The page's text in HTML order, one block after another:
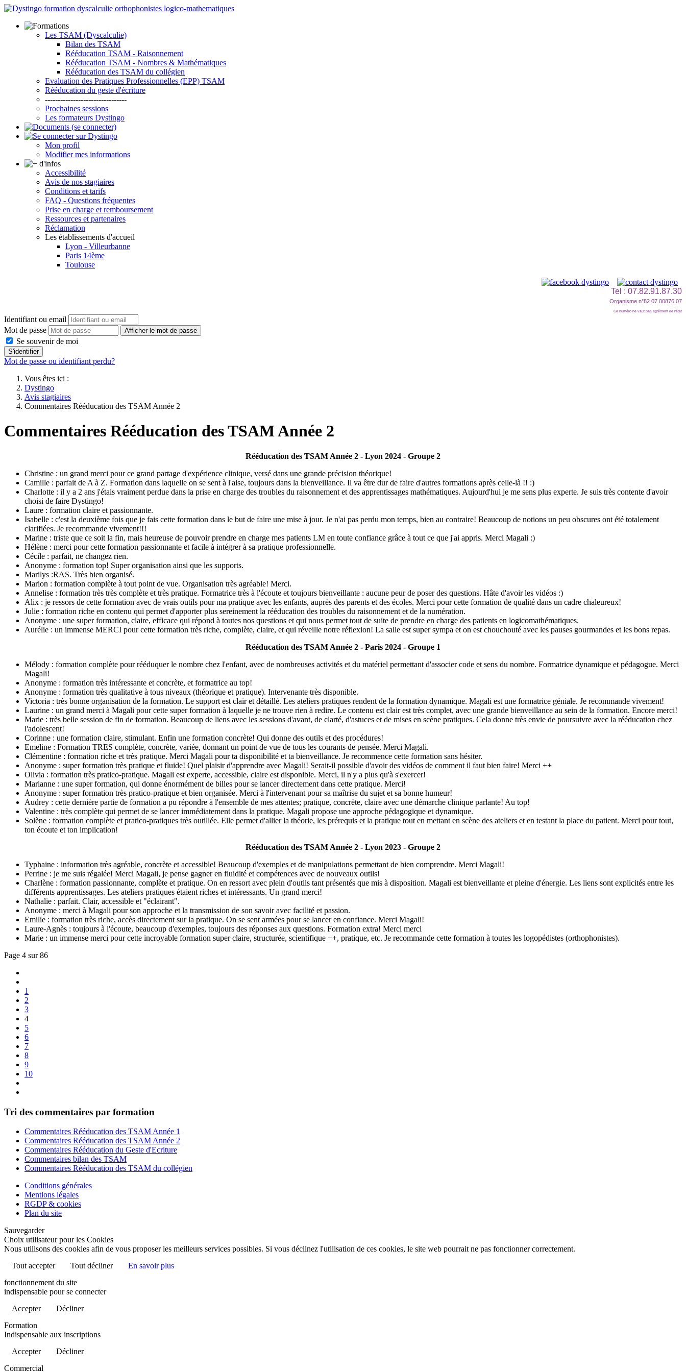
Les TSAM (Dyscalculie)
Bilan des TSAM
Rééducation TSAM - Raisonnement
Rééducation TSAM - Nombres & Mathématiques
Rééducation des TSAM du collégien
Evaluation des Pratiques Professionnelles (EPP) TSAM
Rééducation du geste d'écriture
--------------------------------
Prochaines sessions
Les formateurs Dystingo
Mon profil
Modifier mes informations
Accessibilité
Avis de nos stagiaires
Conditions et tarifs
FAQ - Questions fréquentes
Prise en charge et remboursement
Ressources et partenaires
Réclamation
Les établissements d'accueil
Lyon - Villeurbanne
Paris 14ème
Toulouse
Tel : 07.82.91.87.30
Organisme n°82 07 00876 07
Ce numéro ne vaut pas agrément de l'état
Identifiant ou email
Mot de passe
Afficher le mot de passe
Se souvenir de moi
S'identifier
Mot de passe ou identifiant perdu?
Vous êtes ici :
Dystingo
Avis stagiaires
Commentaires Rééducation des TSAM Année 2
Commentaires Rééducation des TSAM Année 2
Rééducation des TSAM Année 2 - Lyon 2024 - Groupe 2
Christine : un grand merci pour ce grand partage d'expérience clinique, versé dans une grande précision théorique!
Camille : parfait de A à Z. Formation dans laquelle on se sent à l'aise, toujours dans la bienveillance. Il va être dur de faire d'autres formations après celle-là !! :)
Charlotte : il y a 2 ans j'étais vraiment perdue dans la prise en charge des troubles du raisonnement et des apprentissages mathématiques. Aujourd'hui je me sens plus experte. Je suis très contente d'avoir
choisi de faire Dystingo!
Laure : formation claire et passionnante.
Isabelle : c'est la deuxième fois que je fais cette formation dans le but de faire une mise à jour. Je n'ai pas perdu mon temps, bien au contraire! Beaucoup de notions un peu obscures ont été totalement
clarifiées. Je recommande vivement!!!
Marine : triste que ce soit la fin, mais heureuse de pouvoir prendre en charge mes patients LM en toute confiance grâce à tout ce que j'ai appris. Merci Magali :)
Hélène : merci pour cette formation passionnante et facile à intégrer à sa pratique professionnelle.
Cécile : parfait, ne changez rien.
Anonyme : formation top! Super organisation ainsi que les supports.
Marilys :RAS. Très bien organisé.
Marion : formation complète à tout point de vue. Organisation très agréable! Merci.
Annelise : formation très très complète et très pratique. Formatrice très à l'écoute et toujours bienveillante : aucune peur de poser des questions. Hâte d'avoir les vidéos :)
Alix : je ressors de cette formation avec de vrais outils pour ma pratique avec les enfants, auprès des parents et des écoles. Merci pour cette formation de qualité dans un cadre chaleureux!
Julie : formation riche en contenu qui permet d'apporter plus sereinement la rééducation des troubles du raisonnement et de la numération.
Anonyme : une super formation, claire, efficace qui répond à toutes nos questions et qui nous permet tout de suite de prendre en charge des patients en logicomathématiques.
Aurélie : un immense MERCI pour cette formation très riche, complète, claire, et qui réveille notre réflexion! La salle est super sympa et on est chouchouté avec les pauses gourmandes et les bons repas.
Rééducation des TSAM Année 2 - Paris 2024 - Groupe 1
Mélody : formation complète pour rééduquer le nombre chez l'enfant, avec de nombreuses activités et du matériel permettant d'associer code et sens du nombre. Formatrice dynamique et pédagogue. Merci
Magali!
Anonyme : formation très intéressante et concrète, et formatrice au top!
Anonyme : formation très qualitative à tous niveaux (théorique et pratique). Intervenante très disponible.
Victoria : très bonne organisation de la formation. Le support est clair et détaillé. Les ateliers pratiques rendent de la formation dynamique. Magali est une formatrice géniale. Je recommande vivement!
Laurine : un grand merci à Magali pour cette super formation à laquelle je ne trouve rien à redire. Le contenu est clair est très complet, avec une grande bienveillance au sein de la formation. Encore merci!
Marie : très belle session de fin de formation. Beaucoup de liens avec les sessions d'avant, de clarté, d'astuces et de mises en scène pratiques. Cela donne très envie de poursuivre avec la rééducation chez
l'adolescent!
Corinne : une formation claire, stimulant. Enfin une formation concrète! Qui donne des outils et des procédures!
Emeline : Formation TRES complète, concrète, variée, donnant un point de vue de tous les courants de pensée. Merci Magali.
Clémentine : formation riche et très pratique. Merci Magali pour ta disponibilité et ta bienveillance. Je recommence cette formation sans hésiter.
Anonyme : super formation très pratique et fluide! Quel plaisir d'apprendre avec Magali! Serait-il possible d'avoir des vidéos de comment il faut bien faire! Merci ++
Olivia : formation très pratico-pratique. Magali est experte, accessible, claire est disponible. Merci, il n'y a plus qu'à s'exercer!
Marianne : une super formation, qui donne énormément de billes pour se lancer directement dans cette pratique. Merci!
Anonyme : super formation très pratico-pratique et bien organisée. Merci à l'intervenant pour sa maîtrise du sujet et sa bonne humeur!
Audrey : cette dernière partie de formation a pu répondre à l'ensemble de mes attentes; pratique, concrète, claire avec une démarche clinique parlante! Au top!
Valentine : très complète qui permet de se lancer immédiatement dans la pratique. Magali propose une approche pédagogique et dynamique.
Solène : formation complète et pratico-pratiques très outillée. Elle permet d'allier la théorie, les prérequis et la pratique tout en mettant en scène des ateliers et en testant la place du patient. Merci pour tout,
ton écoute et ton implication!
Rééducation des TSAM Année 2 - Lyon 2023 - Groupe 2
Typhaine : information très agréable, concrète et accessible! Beaucoup d'exemples et de manipulations permettant de bien comprendre. Merci Magali!
Perrine : je me suis régalée! Merci Magali, je pense gagner en fluidité et compétences avec de nouveaux outils!
Charlène : formation passionnante, complète et pratique. On en ressort avec plein d'outils tant présentés que mis à disposition. Magali est bienveillante et pleine d'énergie. Les liens sont explicités entre les
différents apprentissages. Les ateliers pratiques étaient riches et intéressants. Un grand merci!
Nathalie : parfait. Clair, accessible et "éclairant".
Anonyme : merci à Magali pour son approche et la transmission de son savoir avec facilité et passion.
Emilie : formation très riche, accès directement sur la pratique. On se sent armées pour se lancer en confiance. Merci Magali!
Laure-Agnès : toujours à l'écoute, beaucoup d'exemples, toujours des réponses aux questions. Formation extra! Merci merci
Marie : un immense merci pour cette incroyable formation super claire, structurée, scientifique ++, pratique, etc. Je recommande cette formation à toutes les logopédistes (orthophonistes).
Page 4 sur 86
1
2
3
4
5
6
7
8
9
10
Tri des commentaires par formation
Commentaires Rééducation des TSAM Année 1
Commentaires Rééducation des TSAM Année 2
Commentaires Rééducation du Geste d'Ecriture
Commentaires bilan des TSAM
Commentaires Rééducation des TSAM du collégien
Conditions générales
Mentions légales
RGDP & cookies
Plan du site
Sauvegarder
Choix utilisateur pour les Cookies
Nous utilisons des cookies afin de vous proposer les meilleurs services possibles. Si vous déclinez l'utilisation de ces cookies, le site web pourrait ne pas fonctionner correctement.
Tout accepter
Tout décliner
En savoir plus
fonctionnement du site
indispensable pour se connecter
Accepter
Décliner
Formation
Indispensable aux inscriptions
Accepter
Décliner
Commercial